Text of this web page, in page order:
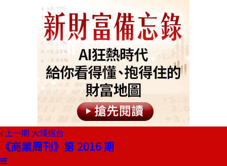
上一期 大錢返台
《商業周刊》第 2016 期